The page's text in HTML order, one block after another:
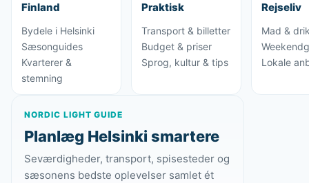
Finland
Bydele i Helsinki
Sæsonguides
Kvarterer &
stemning
Praktisk
Transport & billetter
Budget & priser
Sprog, kultur & tips
Rejseliv
Mad &
Lokale
NORDIC LIGHT GUIDE
Planlæg Helsinki smartere
Seværdigheder, transport, spisesteder og
sæsonens bedste oplevelser samlet ét